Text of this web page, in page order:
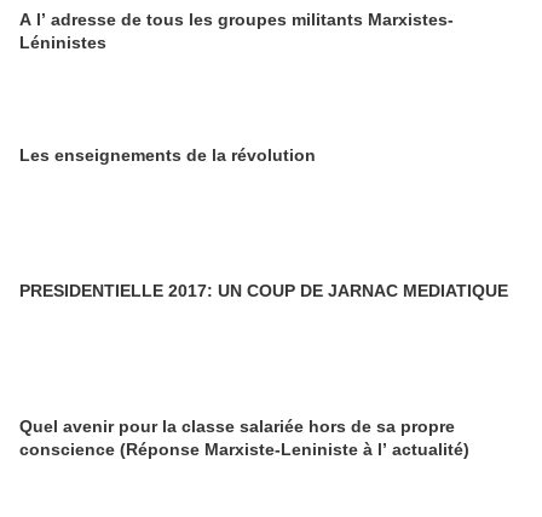
A l’ adresse de tous les groupes militants Marxistes-
Léninistes
Les enseignements de la révolution
PRESIDENTIELLE 2017: UN COUP DE JARNAC MEDIATIQUE
Quel avenir pour la classe salariée hors de sa propre
conscience (Réponse Marxiste-Leniniste à l’ actualité)